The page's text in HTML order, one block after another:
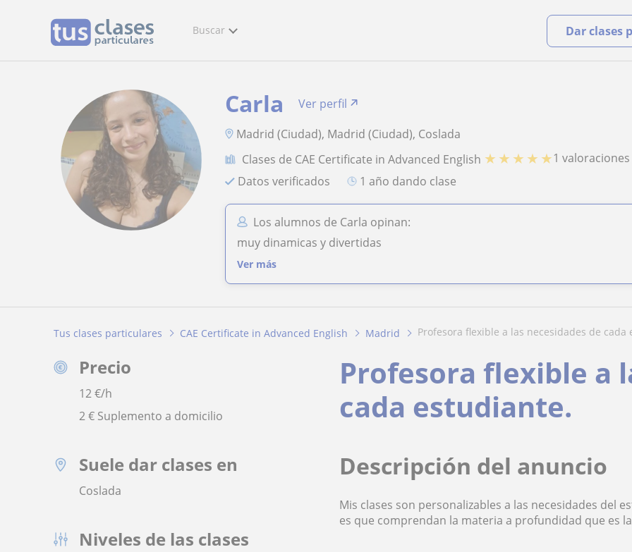
Buscar Dar clases
Carla
Ver perfil
Madrid (Ciudad), Madrid (Ciudad), Coslada
Clases de CAE Certificate in Advanced English ★ ★ ★ ★ ★1 valoraciones
Datos verificados
1 año dando clase
Los alumnos de Carla opinan:
muy dinamicas y divertidas
Ver más
Tus clases particulares CAE Certificate in Advanced English Madrid profesora flexible a las necesidades de cada
Precio
12€/h
2 € Suplemento a domicilio
Suele dar clases en
Coslada
Niveles de las clases
Profesora flexible a
cada estudiante.
Descripción del anuncio
Mis clases son personalizables a las necesidades del
es que comprendan la materia a profundidad que es